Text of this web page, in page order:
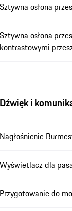
Sztywna osłona
Sztywna osłona
kontrastowymi
Dźwięk i
Nagłośnienie
Wyświetlacz dla
Przygotowanie do